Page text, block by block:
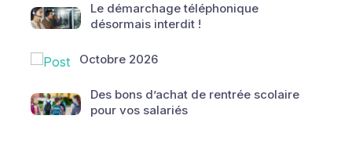
Le démarchage téléphonique
désormais interdit !
Octobre 2026
Des bons d’achat de rentrée scolaire
pour vos salariés